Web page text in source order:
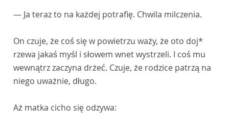
— Ja teraz to na każdej potrafię. Chwila milczenia.
On czuje, że coś się w powietrzu waży, że oto doj*
rzewa jakaś myśl i słowem wnet wystrzeli. I coś mu
wewnątrz zaczyna drżeć. Czuje, że rodzice patrzą na
niego uważnie, długo.
Aż matka cicho się odzywa: